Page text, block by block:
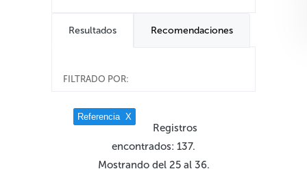
Resultados Recomendaciones
FILTRADO POR:
Referencia X
Registros
encontrados: 137.
Mostrando del 25 al 36.